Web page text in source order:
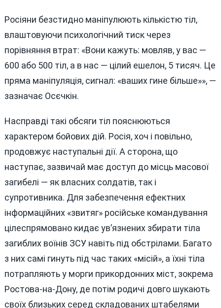
Росіяни безстидно маніпулюють кількістю тіл,
влаштовуючи психологічний тиск через
порівняння втрат: «Вони кажуть: мовляв, у вас —
600 або 500 тіл, а в нас — цілий ешелон, 5 тисяч. Це
пряма маніпуляція, сигнал: «ваших гине більше»», —
зазначає Осєчкін.
Насправді такі обсяги тіл пояснюються
характером бойових дій. Росія, хоч і повільно,
продовжує наступальні дії. А сторона, що
наступає, зазвичай має доступ до місць масової
загибелі — як власних солдатів, так і
супротивника. Для забезпечення ефектних
інформаційних «звитяг» російське командування
цілеспрямовано кидає ув’язнених збирати тіла
загиблих воїнів ЗСУ навіть під обстрілами. Багато
з них самі гинуть під час таких «місій», а їхні тіла
потрапляють у морги прикордонних міст, зокрема
Ростова-на-Дону, де потім родичі довго шукають
своїх близьких серед складованих штабелями